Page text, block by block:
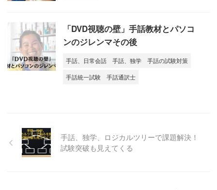
「DVD視聴の壁」手話教材とパソコ
ンのジレンマその後
手話、日常会話 手話、独学
手話の試験対策
手話統一試験
手話通訳士
手話、独学、ロジカルツリーで課題解決！
試験突破も見えてくる